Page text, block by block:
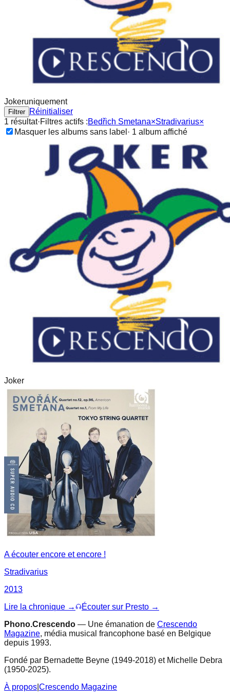
Jokeruniquement
Filtrer
Réinitialiser
1 résultat·Filtres actifs :Bedřich Smetana×Stradivarius×
Masquer les albums sans label · 1 album affiché
Joker
A écouter encore et encore !
Stradivarius
2013
Lire la chronique →
Écouter sur Presto →
Phono.Crescendo — Une émanation de Crescendo
Magazine, média musical francophone basé en Belgique
depuis 1993.
Fondé par Bernadette Beyne (1949-2018) et Michelle Debra
(1950-2025).
À propos Crescendo Magazine